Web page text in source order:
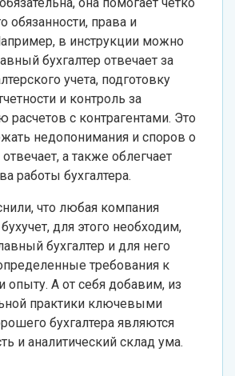
обязанности, права и
в инструкции можно
бухгалтер отвечает за
учета, подготовку
и контроль за
расчетов с контрагентами. Это
недопонимания и споров о
а также облегчает
работы бухгалтера.
что любая компания
для этого необходим,
бухгалтер и для него
требования к
опыту. А от себя добавим, из
практики ключевыми
бухгалтера являются
и аналитический склад ума.